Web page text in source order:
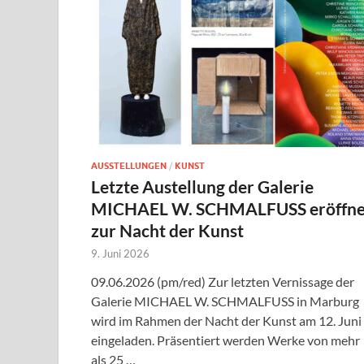
AUSSTELLUNGEN / KUNST
Letzte Austellung der Galerie
MICHAEL W. SCHMALFUSS
zur Nacht der Kunst
9. Juni 2026
09.06.2026 (pm/red) Zur letzten Vernissage der
Galerie MICHAEL W. SCHMALFUSS in Marburg
wird im Rahmen der Nacht der Kunst am 12. Juni
eingeladen. Präsentiert werden Werke von mehr
als 25 …